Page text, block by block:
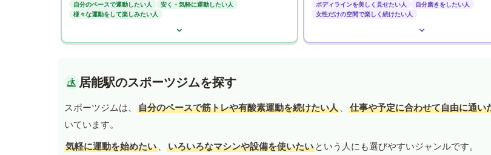
自分のペースで運動したい人
安く・気軽に運動したい人
様々な運動をして楽しみたい人
ボディラインを美しく見せたい人
自分磨きをしたい人
女性だけの空間で楽しく続けたい人
居能駅のスポーツジムを探す
スポーツジムは、 自分のペースで筋トレや有酸素運動を続けたい人 、 仕事や予定に合わせて自由に通い
いています。
気軽に運動を始めたい 、 いろいろなマシンや設備を使いたい という人にも選びやすいジャンルです。